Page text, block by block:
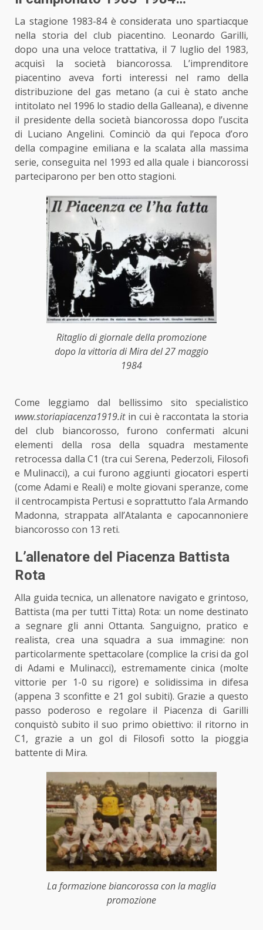
La stagione 1983-84 è considerata uno spartiacque
nella storia del club piacentino. Leonardo Garilli,
dopo una una veloce trattativa, il 7 luglio del 1983,
acquisì la società biancorossa. L’imprenditore
piacentino aveva forti interessi nel ramo della
distribuzione del gas metano (a cui è stato anche
intitolato nel 1996 lo stadio della Galleana), e divenne
il presidente della società biancorossa dopo l’uscita
di Luciano Angelini. Cominciò da qui l’epoca d’oro
della compagine emiliana e la scalata alla massima
serie, conseguita nel 1993 ed alla quale i biancorossi
parteciparono per ben otto stagioni.
Ritaglio di giornale della promozione
dopo la vittoria di Mira del 27 maggio
1984
Come leggiamo dal bellissimo sito specialistico
www.storiapiacenza1919.itin cui è raccontata la storia
del club biancorosso, furono confermati alcuni
elementi della rosa della squadra mestamente
retrocessa dalla C1 (tra cui Serena, Pederzoli, Filosofi
e Mulinacci), a cui furono aggiunti giocatori esperti
(come Adami e Reali) e molte giovani speranze, come
il centrocampista Pertusi e soprattutto l’ala Armando
Madonna, strappata all’Atalanta e capocannoniere
biancorosso con 13 reti.
L’allenatore del Piacenza Battista
Rota
Alla guida tecnica, un allenatore navigato e grintoso,
Battista (ma per tutti Titta) Rota: un nome destinato
a segnare gli anni Ottanta. Sanguigno, pratico e
realista, crea una squadra a sua immagine: non
particolarmente spettacolare (complice la crisi da gol
di Adami e Mulinacci), estremamente cinica (molte
vittorie per 1-0 su rigore) e solidissima in difesa
(appena 3 sconfitte e 21 gol subiti). Grazie a questo
passo poderoso e regolare il Piacenza di Garilli
conquistò subito il suo primo obiettivo: il ritorno in
C1, grazie a un gol di Filosofi sotto la pioggia
battente di Mira.
La formazione biancorossa con la maglia
promozione